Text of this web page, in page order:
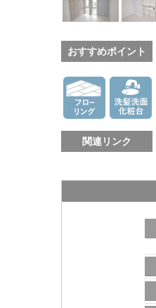
おすすめポイント
関連リンク